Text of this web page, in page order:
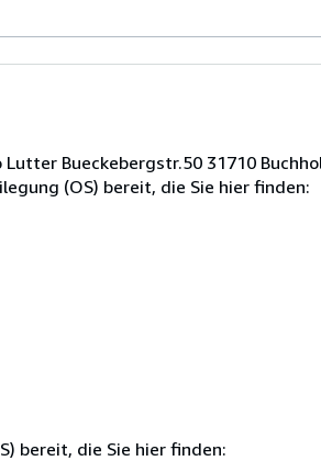
Bueckebergstr.50 31710
(OS) bereit, die Sie hier finden:
bereit, die Sie hier finden: